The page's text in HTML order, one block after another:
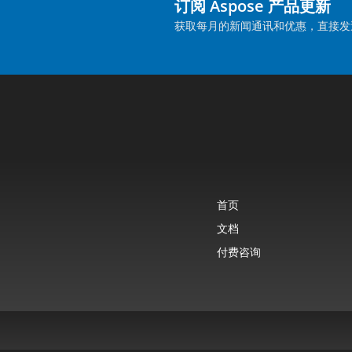
订阅 Aspose 产品更新
获取每月的新闻通讯和优惠，直接
首页
文档
付费咨询